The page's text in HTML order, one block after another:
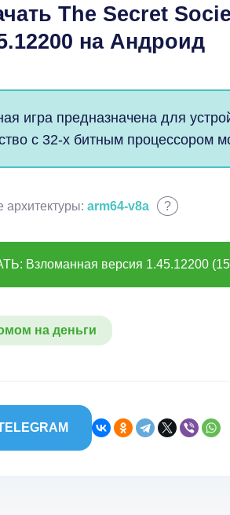
The Secret
на Андроид
игра предназначена для
с 32-х битным процессором
arm64-v8a ?
Взломанная версия 1.45.12200
на деньги